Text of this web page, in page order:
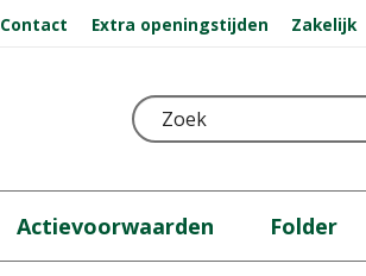
Contact Extra openingstijden Zakelijk
Actievoorwaarden Folder